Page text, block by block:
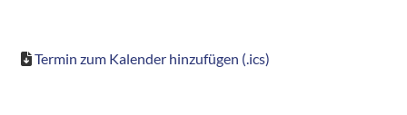
Termin zum Kalender hinzufügen (.ics)